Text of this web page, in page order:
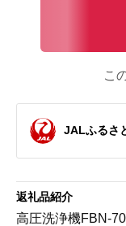
こ
JALふるさ
返礼品紹介
高圧洗浄機FBN-